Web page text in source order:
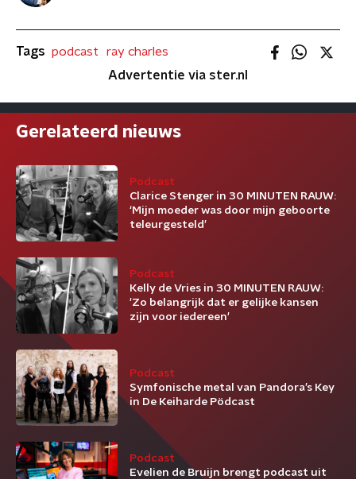
Tags podcast
ray charles
Advertentie via ster.nl
Gerelateerd nieuws
Podcast
Clarice Stenger in 30 MINUTEN RAUW:
‘Mijn moeder was door mijn geboorte
teleurgesteld’
Podcast
Kelly de Vries in 30 MINUTEN RAUW:
'Zo belangrijk dat er gelijke kansen
zijn voor iedereen'
Podcast
Symfonische metal van Pandora’s Key
in De Keiharde Pödcast
Podcast
Evelien de Bruijn brengt podcast uit